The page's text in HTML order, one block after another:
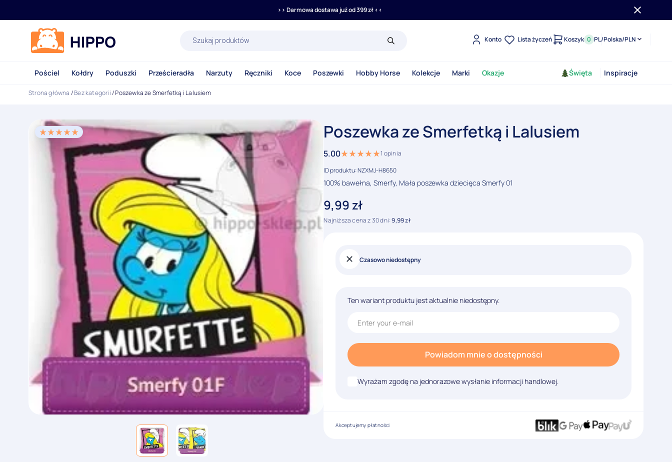
>> Darmowa dostawa już od 399 zł <<
produktów Konto Lista życzeń Koszyk 0 PL/Polska/PLN
Pościel Kołdry Poduszki Prześcieradła Narzuty Ręczniki Koce Poszewki Hobby Horse Kolekcje Marki Okazje Święta Inspiracje
Strona główna /Bez kategorii/ Poszewka ze Smerfetką i Lalusiem
Poszewka ze Smerfetką i Lalusiem
5.00 1 opinia
ID produktu: NZXMJ-H8650
100% bawełna, Smerfy, Mała poszewka dziecięca Smerfy 01
9,99zł
Najniższa cena z 30 dni:9,99zł
Czasowo niedostępny
Ten wariant produktu jest aktualnie niedostępny.
Powiadom mnie o dostępności
Wyrażam zgodę na jednorazowe wysłanie informacji handlowej.
Akceptujemy płatności